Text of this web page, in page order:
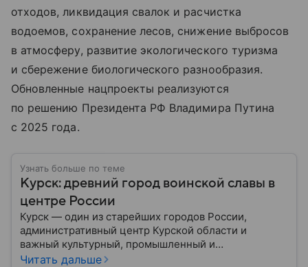
отходов, ликвидация свалок и расчистка
водоемов, сохранение лесов, снижение выбросов
в атмосферу, развитие экологического туризма
и сбережение биологического разнообразия.
Обновленные нацпроекты реализуются
по решению Президента РФ Владимира Путина
с 2025 года.
Узнать больше по теме
Курск: древний город воинской славы в
центре России
Курск — один из старейших городов России,
административный центр Курской области и
важный культурный, промышленный и
транспортный узел Центральной России. Город
Читать дальше